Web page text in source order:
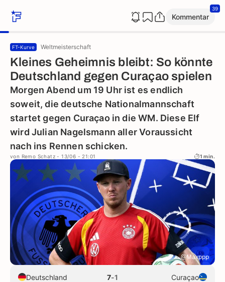
Kommentar
39
FT-Kurve Weltmeisterschaft
Kleines Geheimnis bleibt: So könnte
Deutschland gegen Curaçao spielen
Morgen Abend um 19 Uhr ist es endlich
soweit, die deutsche Nationalmannschaft
startet gegen Curaçao in die WM. Diese Elf
wird Julian Nagelsmann aller Voraussicht
nach ins Rennen schicken.
von Remo Schatz - 13/06 - 21:01 1 min.
@Maxppp
Deutschland 7-1 Curaçao